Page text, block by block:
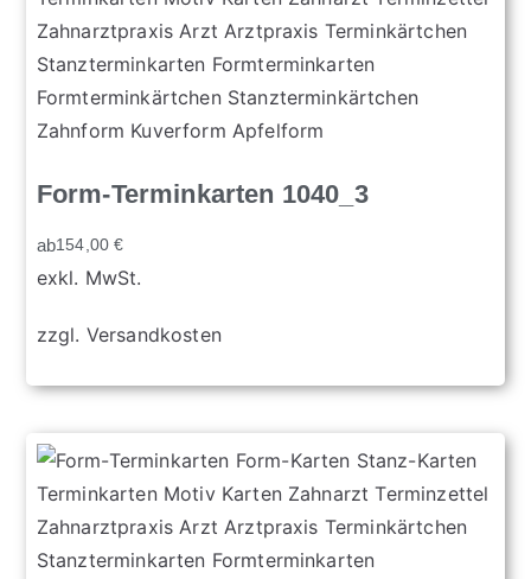
Form-Terminkarten 1040_3
ab154,00€
exkl. MwSt.
zzgl. Versandkosten